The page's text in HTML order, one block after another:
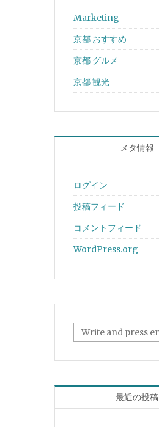
Marketing
京都 おすすめ
京都 グルメ
京都 観光
メタ情報
ログイン
投稿フィード
コメントフィード
WordPress.org
最近の投稿